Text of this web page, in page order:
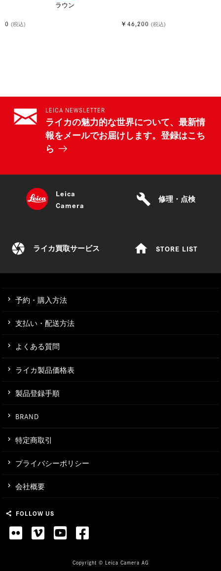
(税込)
ラウン
￥46,200 (税込)
LEICA NEWSLETTER
ライカの魅力的な世界について、最新情
報をメールでお届けします。登録はこち
ら
Leica
Camera
build 修理・点検
camera ライカ買取サービス home STORE LIST
予約・購入方法
支払い・配送方法
よくある質問
ライカ製品価格表
製品登録手順
BRAND
特定商取引
プライバシーポリシー
会社概要
share FOLLOW US
Copyright © Leica Camera AG